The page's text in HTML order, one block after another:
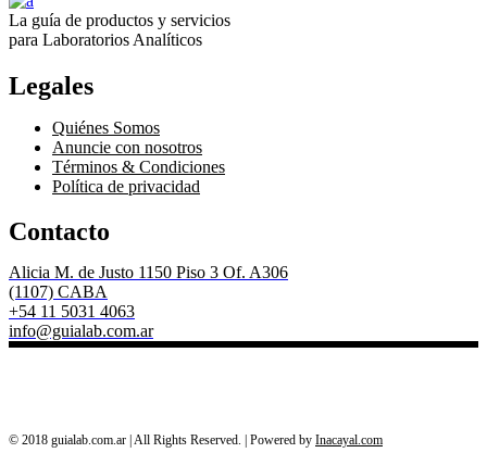
La guía de productos y servicios
para Laboratorios Analíticos
Legales
Quiénes Somos
Anuncie con nosotros
Términos & Condiciones
Política de privacidad
Contacto
Alicia M. de Justo 1150 Piso 3 Of. A306
(1107) CABA
+54 11 5031 4063
info@guialab.com.ar
© 2018 guialab.com.ar | All Rights Reserved. | Powered by Inacayal.com